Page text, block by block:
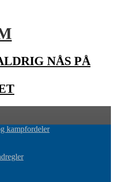
NÅS PÅ
kampfordeler